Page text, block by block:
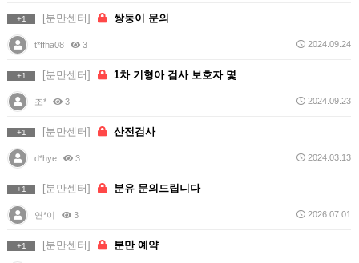
+1 [분만센터] 쌍둥이 문의
t*ffha08 3 2024.09.24
+1 [분만센터] 1차 기형아 검사 보호자 몇명 가능한가요?
조* 3 2024.09.23
+1 [분만센터] 산전검사
d*hye 3 2024.03.13
+1 [분만센터] 분유 문의드립니다
연*이 3 2026.07.01
+1 [분만센터] 분만 예약